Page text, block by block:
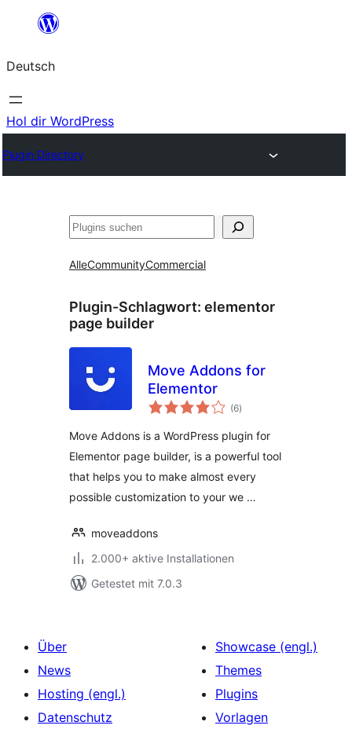
springen
Deutsch
Hol dir WordPress
Plugin Directory
Suchen
AlleCommunityCommercial
Plugin-Schlagwort: elementor
page builder
Move Addons for
Elementor
(6Bewertungen
insgesamt
)
Move Addons is a WordPress plugin for
Elementor page builder, is a powerful tool
that helps you to make almost every
possible customization to your we …
moveaddons
2.000+ aktive Installationen
Getestet mit 7.0.3
Über
News
Hosting (engl.)
Datenschutz
Showcase (engl.)
Themes
Plugins
Vorlagen